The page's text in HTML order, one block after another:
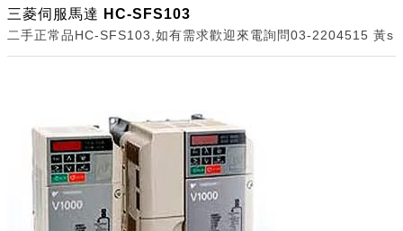
三菱伺服馬達 HC-SFS103
二手正常品HC-SFS103,如有需求歡迎來電詢問03-2204515 黃s